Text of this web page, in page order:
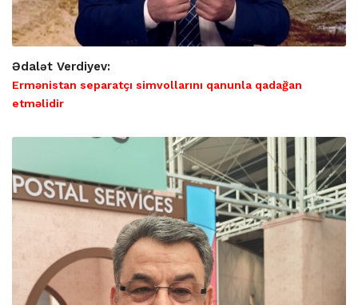
Ədalət Verdiyev:
Ermənistan separatçı simvollarını qanunla qadağan
etməlidir